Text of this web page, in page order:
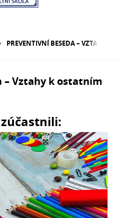
PREVENTIVNÍ BESEDA – VZTAHY K
Vztahy k ostatním